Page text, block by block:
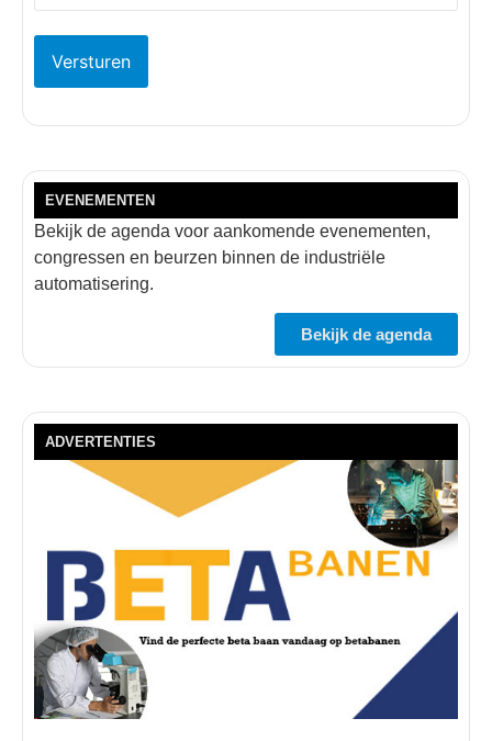
EVENEMENTEN
Bekijk de agenda voor aankomende evenementen,
congressen en beurzen binnen de industriële
automatisering.
Bekijk de agenda
ADVERTENTIES